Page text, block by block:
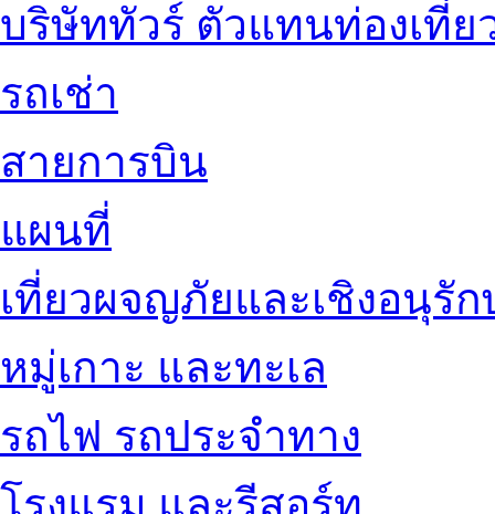
บริษัททัวร์ ตัวแทนท่องเที่ย
รถเช่า
สายการบิน
แผนที่
เที่ยวผจญภัยและเชิงอนุรัก
หมู่เกาะ และทะเล
รถไฟ รถประจำทาง